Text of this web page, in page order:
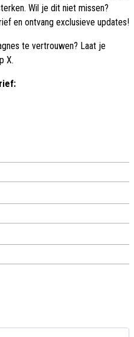
Wil je dit niet missen?
en ontvang exclusieve updates!
te vertrouwen? Laat je
X.